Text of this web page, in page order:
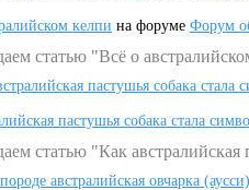
келпи на форуме Форум
статью "Всё о
пастушья собака
пастушья собака стала
статью "Как
австралийская овчарка (аусси)